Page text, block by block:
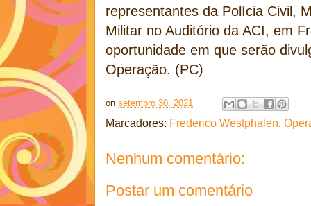
representantes da Polícia Civil,
Militar no Auditório da ACI, em
oportunidade em que serão
Operação. (PC)
on setembro 30, 2021
Marcadores: Frederico Westphalen,
Nenhum comentário:
Postar um comentário